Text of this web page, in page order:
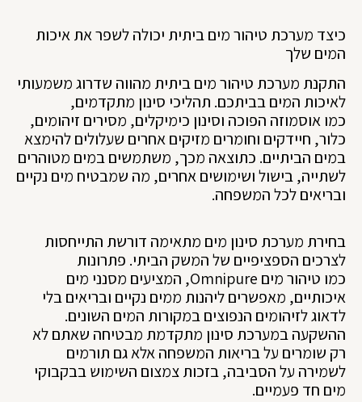
כיצד מערכת טיהור מים ביתית יכולה לשפר את איכות
המים שלך
התקנת מערכת טיהור מים ביתית מהווה שדרוג משמעותי
לאיכות המים בביתכם. תהליכי סינון מתקדמים,
כמו אוסמוזה הפוכה וסינון כימיקלים, מסירים זיהומים,
כלור, חיידקים וחומרים מזיקים אחרים שעלולים להימצא
במים הביתיים. כתוצאה מכך, משתמשים במים מטוהרים
לשתייה, בישול ושימושים אחרים, מה שמבטיח מים נקיים
ובריאים לכל המשפחה.
בחירת מערכת סינון מים מתאימה דורשת התייחסות
לצרכים הספציפיים של המשק הביתי. פתרונות
כמו טיהור מים Omnipure, המציעים מסנני מים
איכותיים, מאפשרים ליהנות ממים נקיים ובריאים בלי
לדאוג לזיהומים הנפוצים במקורות המים השונים.
ההשקעה במערכת סינון מתקדמת מבטיחה שאתם לא
רק שומרים על בריאות המשפחה אלא גם תורמים
לשמירה על הסביבה, בזכות צמצום השימוש בבקבוקי
מים חד פעמיים.